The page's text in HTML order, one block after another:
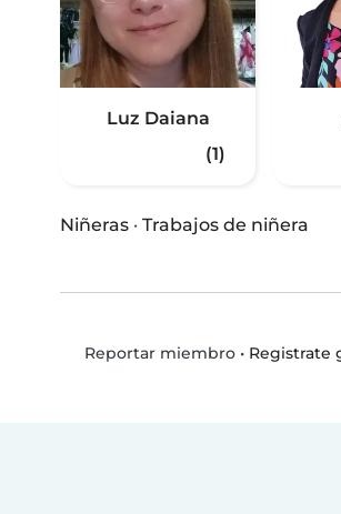
Luz Daiana
(1)
Niñeras · Trabajos de niñera
Reportar miembro• Registrate